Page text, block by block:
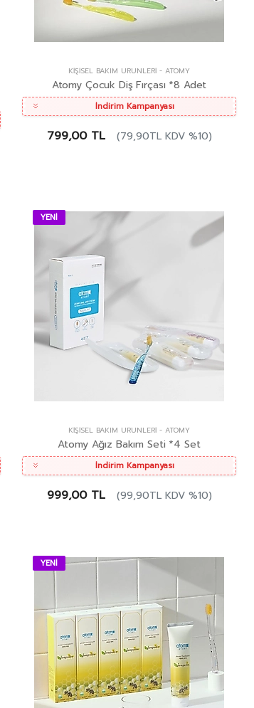
KIŞISEL BAKIM ÜRÜNLERI - ATOMY
Atomy Çocuk Diş Fırçası *8 Adet
İndirim Kampanyası
799,00 TL (79,90TL KDV %10)
YENİ
KIŞISEL BAKIM ÜRÜNLERI - ATOMY
Atomy Ağız Bakım Seti *4 Set
İndirim Kampanyası
999,00 TL (99,90TL KDV %10)
YENİ